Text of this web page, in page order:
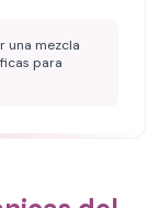
una mezcla
para